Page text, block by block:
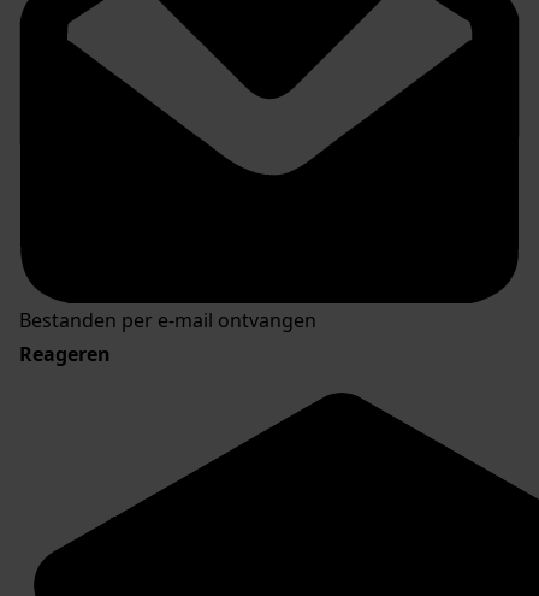
Bestanden per e-mail ontvangen
Reageren